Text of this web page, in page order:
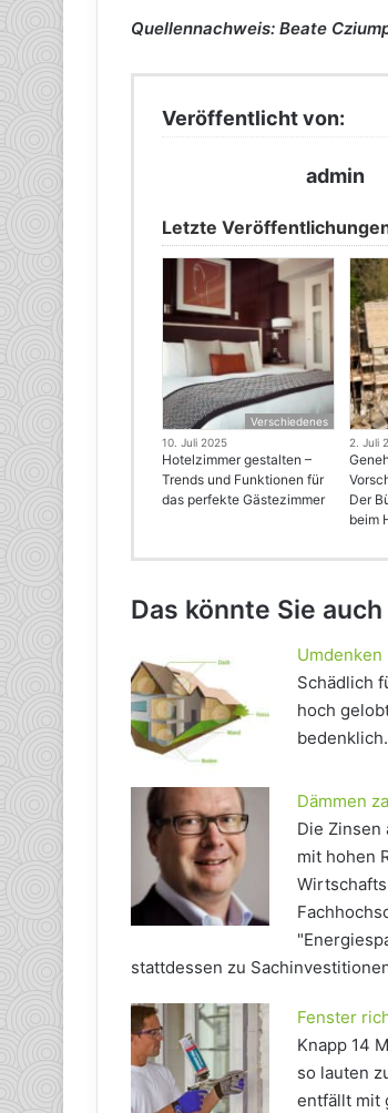
Quellennachweis: Beate
Veröffentlicht von:
admin
Letzte
Verschiedenes
10. Juli 2025
Hotelzimmer gestalten –
Trends und Funktionen für
das perfekte Gästezimmer
2. Juli
Der
beim
Das könnte Sie
Umdenken
Schädlich
hoch
bedenklich.
Dämmen
Die Zinsen
mit hohen
stattdessen zu
Fenster
Knapp 14
so lauten
entfällt mit